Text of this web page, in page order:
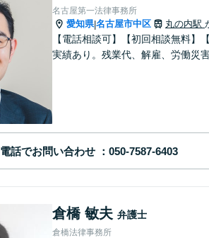
名古屋第一法律事務所
愛知県|名古屋市中区 丸の内駅
【電話相談可】【初回相談無料
実績あり。残業代、解雇、労働災
電話でお問い合わせ
倉橋 敏夫 弁護士
倉橋法律事務所